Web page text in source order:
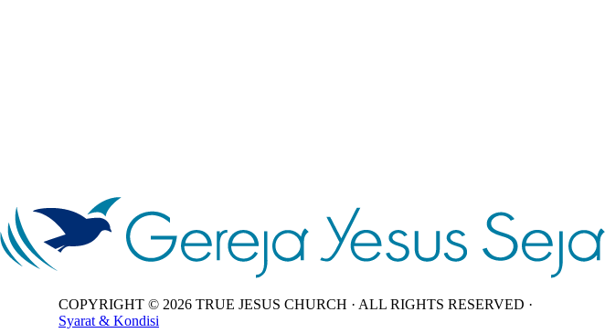
COPYRIGHT © 2026 TRUE JESUS CHURCH · ALL RIGHTS RESERVED ·
Syarat & Kondisi